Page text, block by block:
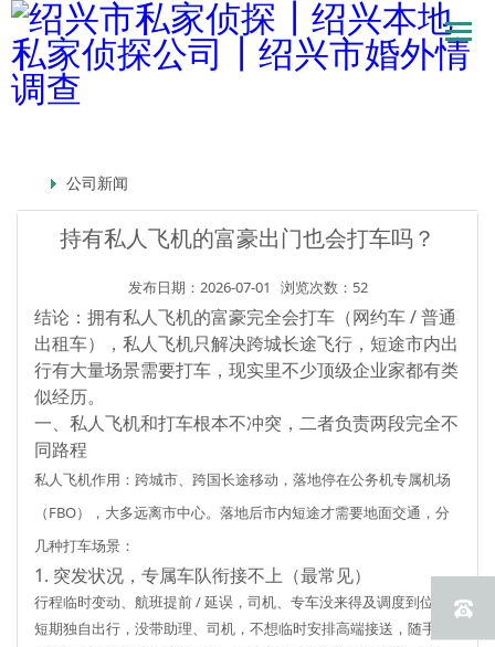
公司新闻
持有私人飞机的富豪出门也会打车吗？
发布日期：2026-07-01 浏览次数：52
结论：拥有私人飞机的富豪完全会打车（网约车 / 普通
出租车），私人飞机只解决跨城长途飞行 ，短途市内出
行有大量场景需要打车，现实里不少顶级企业家都有类
似经历。
一、私人飞机和打车根本不冲突，二者负责两段完全不
同路程
私人飞机作用：跨城市、跨国长途移动，落地停在公务机专属机场
（FBO），大多远离市中心。落地后市内短途才需要地面交通，分
几种打车场景：
1. 突发状况，专属车队衔接不上（最常见）
行程临时变动、航班提前 / 延误，司机、专车没来得及调度到位；
短期独自出行，没带助理、司机，不想临时安排高端接送，随手叫